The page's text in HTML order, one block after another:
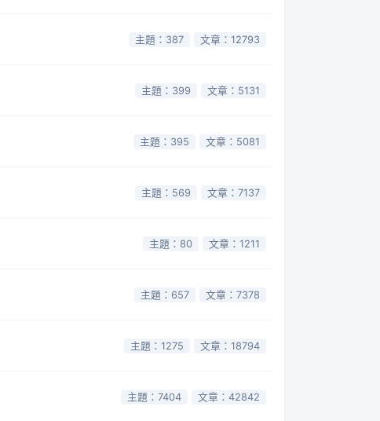
主題：387 文章：12793
主題：399 文章：5131
主題：395 文章：5081
主題：569 文章：7137
主題：80 文章：1211
主題：657 文章：7378
主題：1275 文章：18794
主題：7404 文章：42842